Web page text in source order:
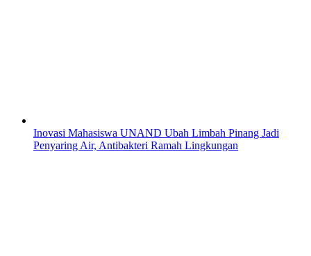
Inovasi Mahasiswa UNAND Ubah Limbah Pinang Jadi
Penyaring Air, Antibakteri Ramah Lingkungan